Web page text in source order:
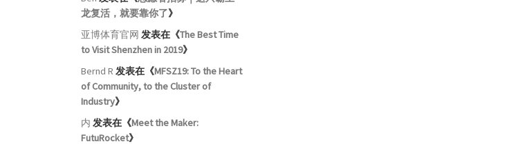
龙复活，就要靠你了》
亚博体育官网 发表在《The Best Time
to Visit Shenzhen in 2019》
Bernd R 发表在《MFSZ19: To the Heart
of Community, to the Cluster of
Industry》
内 发表在《Meet the Maker:
FutuRocket》